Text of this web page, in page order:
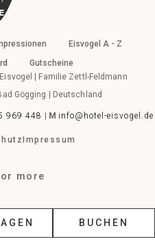
Eisvogel A - Z
Gutscheine
| Familie Zettl-Feldmann
Gögging | Deutschland
969 448 | M info@hotel-eisvogel.de
Impressum
more
BUCHEN